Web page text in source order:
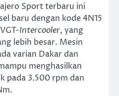
Sport terbaru ini
baru dengan kode 4N15
Intercooler, yang
lebih besar. Mesin
varian Dakar dan
menghasilkan
pada 3.500 rpm dan